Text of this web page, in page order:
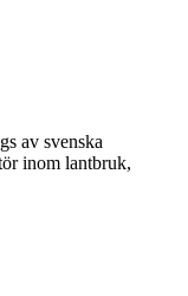
av svenska
inom lantbruk,